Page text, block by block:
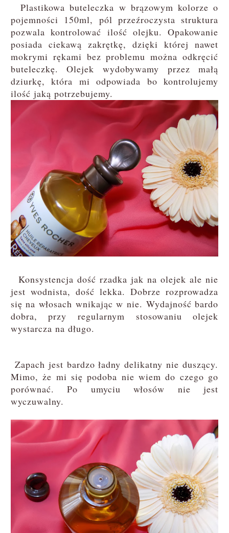
Plastikowa buteleczka w brązowym kolorze o
pojemności 150ml, pól przeźroczysta struktura
pozwala kontrolować ilość olejku. Opakowanie
posiada ciekawą zakrętkę, dzięki której nawet
mokrymi rękami bez problemu można odkręcić
buteleczkę. Olejek wydobywamy przez małą
dziurkę, która mi odpowiada bo kontrolujemy
ilość jaką potrzebujemy.
Konsystencja dość rzadka jak na olejek ale nie
jest wodnista, dość lekka. Dobrze rozprowadza
się na włosach wnikając w nie. Wydajność bardo
dobra, przy regularnym stosowaniu olejek
wystarcza na długo.
Zapach jest bardzo ładny delikatny nie duszący.
Mimo, że mi się podoba nie wiem do czego go
porównać. Po umyciu włosów nie jest
wyczuwalny.